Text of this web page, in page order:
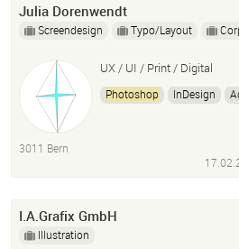
Julia Dorenwendt
Screendesign Typo/Layout
UX / UI / Print / Digital
Photoshop InDesign
3011 Bern
I.A.Grafix GmbH
Illustration